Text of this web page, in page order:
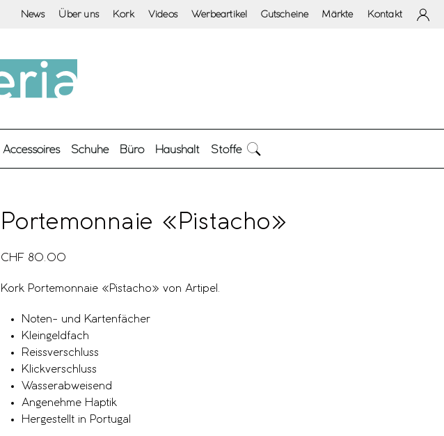
News Über uns Kork Videos Werbeartikel Gutscheine Märkte Kontakt
Accessoires Schuhe Büro Haushalt Stoffe
Portemonnaie «Pistacho»
CHF 80.00
Kork Portemonnaie «Pistacho» von Artipel.
Noten- und Kartenfächer
Kleingeldfach
Reissverschluss
Klickverschluss
Wasserabweisend
Angenehme Haptik
Hergestellt in Portugal